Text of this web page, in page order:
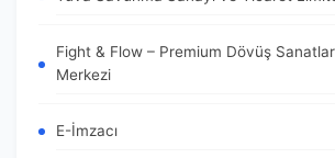
Fight & Flow – Premium Dövüş
Merkezi
E-İmzacı